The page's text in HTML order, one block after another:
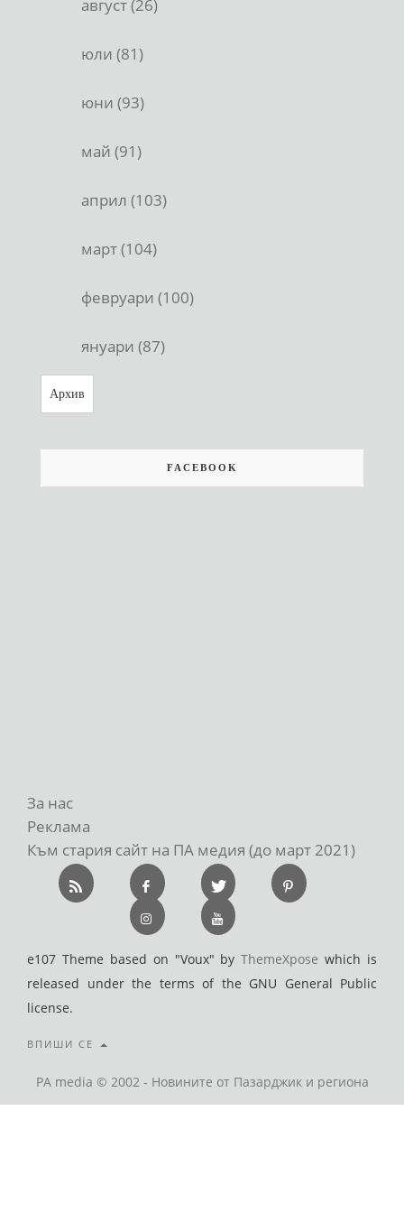
август (26)
юли (81)
юни (93)
май (91)
април (103)
март (104)
февруари (100)
януари (87)
Архив
FACEBOOK
За нас
Реклама
Към стария сайт на ПА медия (до март 2021)
e107 Theme based on "Voux" byThemeXpose which is
released under the terms of the GNU General Public
license.
ВПИШИ СЕ
PA media © 2002 - Новините от Пазарджик и региона